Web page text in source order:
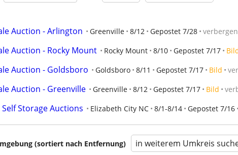
Auction - Arlington Greenville 8/12 Gepostet 7/28 verbergen
Auction - Rocky Mount Rocky Mount 8/10 Gepostet 7/17
Auction - Goldsboro Goldsboro 8/11 Gepostet 7/17 Bild
Auction - Greenville Greenville 8/12 Gepostet 7/17 Bild
Storage Auctions Elizabeth City NC 8/1-8/14 Gepostet 7/16
(sortiert nach Entfernung) in weiterem Umkreis